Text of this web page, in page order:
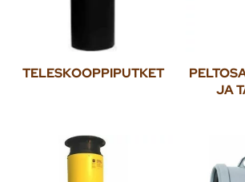
TELESKOOPPIPUTKET
JA